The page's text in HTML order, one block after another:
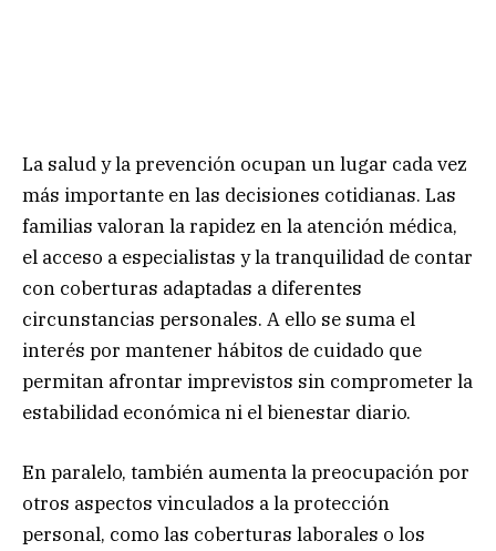
La salud y la prevención ocupan un lugar cada vez
más importante en las decisiones cotidianas. Las
familias valoran la rapidez en la atención médica,
el acceso a especialistas y la tranquilidad de contar
con coberturas adaptadas a diferentes
circunstancias personales. A ello se suma el
interés por mantener hábitos de cuidado que
permitan afrontar imprevistos sin comprometer la
estabilidad económica ni el bienestar diario.
En paralelo, también aumenta la preocupación por
otros aspectos vinculados a la protección
personal, como las coberturas laborales o los